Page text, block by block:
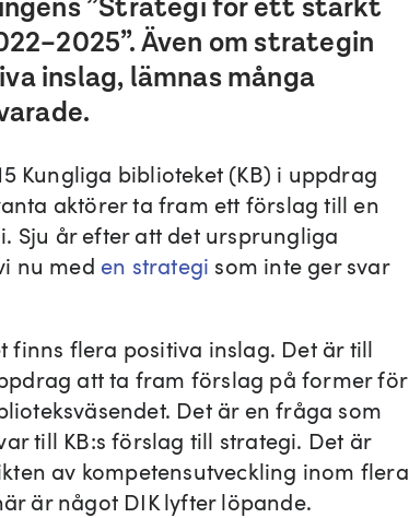
”Strategi för ett starkt
Även om strategin
inslag, lämnas många
Kungliga biblioteket (KB) i uppdrag
aktörer ta fram ett förslag till en
Sju år efter att det ursprungliga
nu med en strategi som inte ger svar
finns flera positiva inslag. Det är till
att ta fram förslag på former för
Det är en fråga som
till KB:s förslag till strategi. Det är
av kompetensutveckling inom flera
är något DIK lyfter löpande.